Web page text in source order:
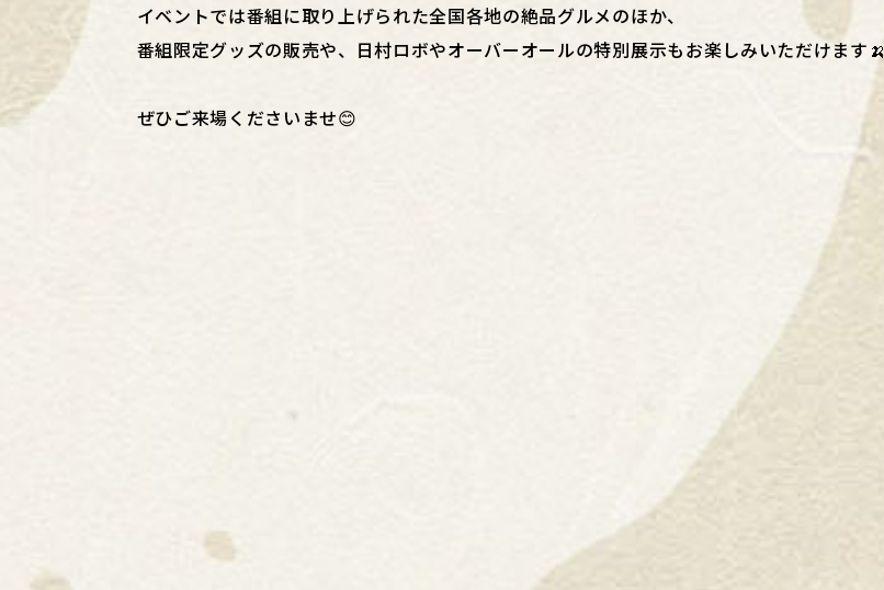
イベントでは番組に取り上げられた全国各地の絶品グルメのほか、
番組限定グッズの販売や、日村ロボやオーバーオールの特別展示もお楽しみいただけます🍌
ぜひご来場くださいませ😊